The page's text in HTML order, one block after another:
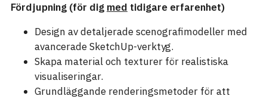
Fördjupning (för dig med tidigare erfarenhet)
Design av detaljerade scenografimodeller med
avancerade SketchUp-verktyg.
Skapa material och texturer för realistiska
visualiseringar.
Grundläggande renderingsmetoder för att